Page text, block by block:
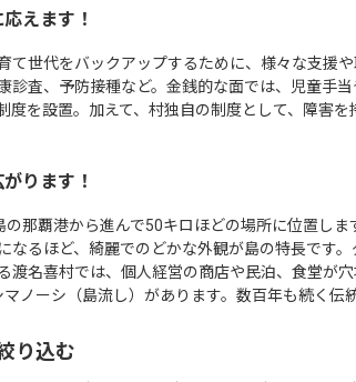
えます！
て世代をバックアップするために、様々な支援
診査、予防接種など。金銭的な面では、児童手
度を設置。加えて、村独自の制度として、障害
ります！
那覇港から進んで50キロほどの場所に位置し
るほど、綺麗でのどかな外観が島の特長です
渡名喜村では、個人経営の商店や民泊、食堂が
ノーシ（島流し）があります。数百年も続く伝
り込む